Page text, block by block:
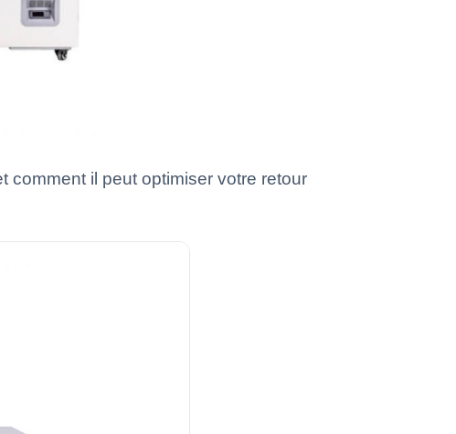
il peut optimiser votre retour